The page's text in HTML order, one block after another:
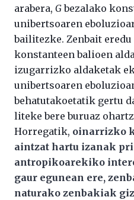
arabera, Gbezalako
unibertsoaren
bailitezke. Zenbait
konstanteen balioen
izugarrizko aldaketak
unibertsoaren
behatutakoetatik gertu
liteke bere buruaz
Horregatik, oinarrizko
aintzat hartu izanak
antropikoarekiko
gaur egunean ere,
naturako zenbakiak